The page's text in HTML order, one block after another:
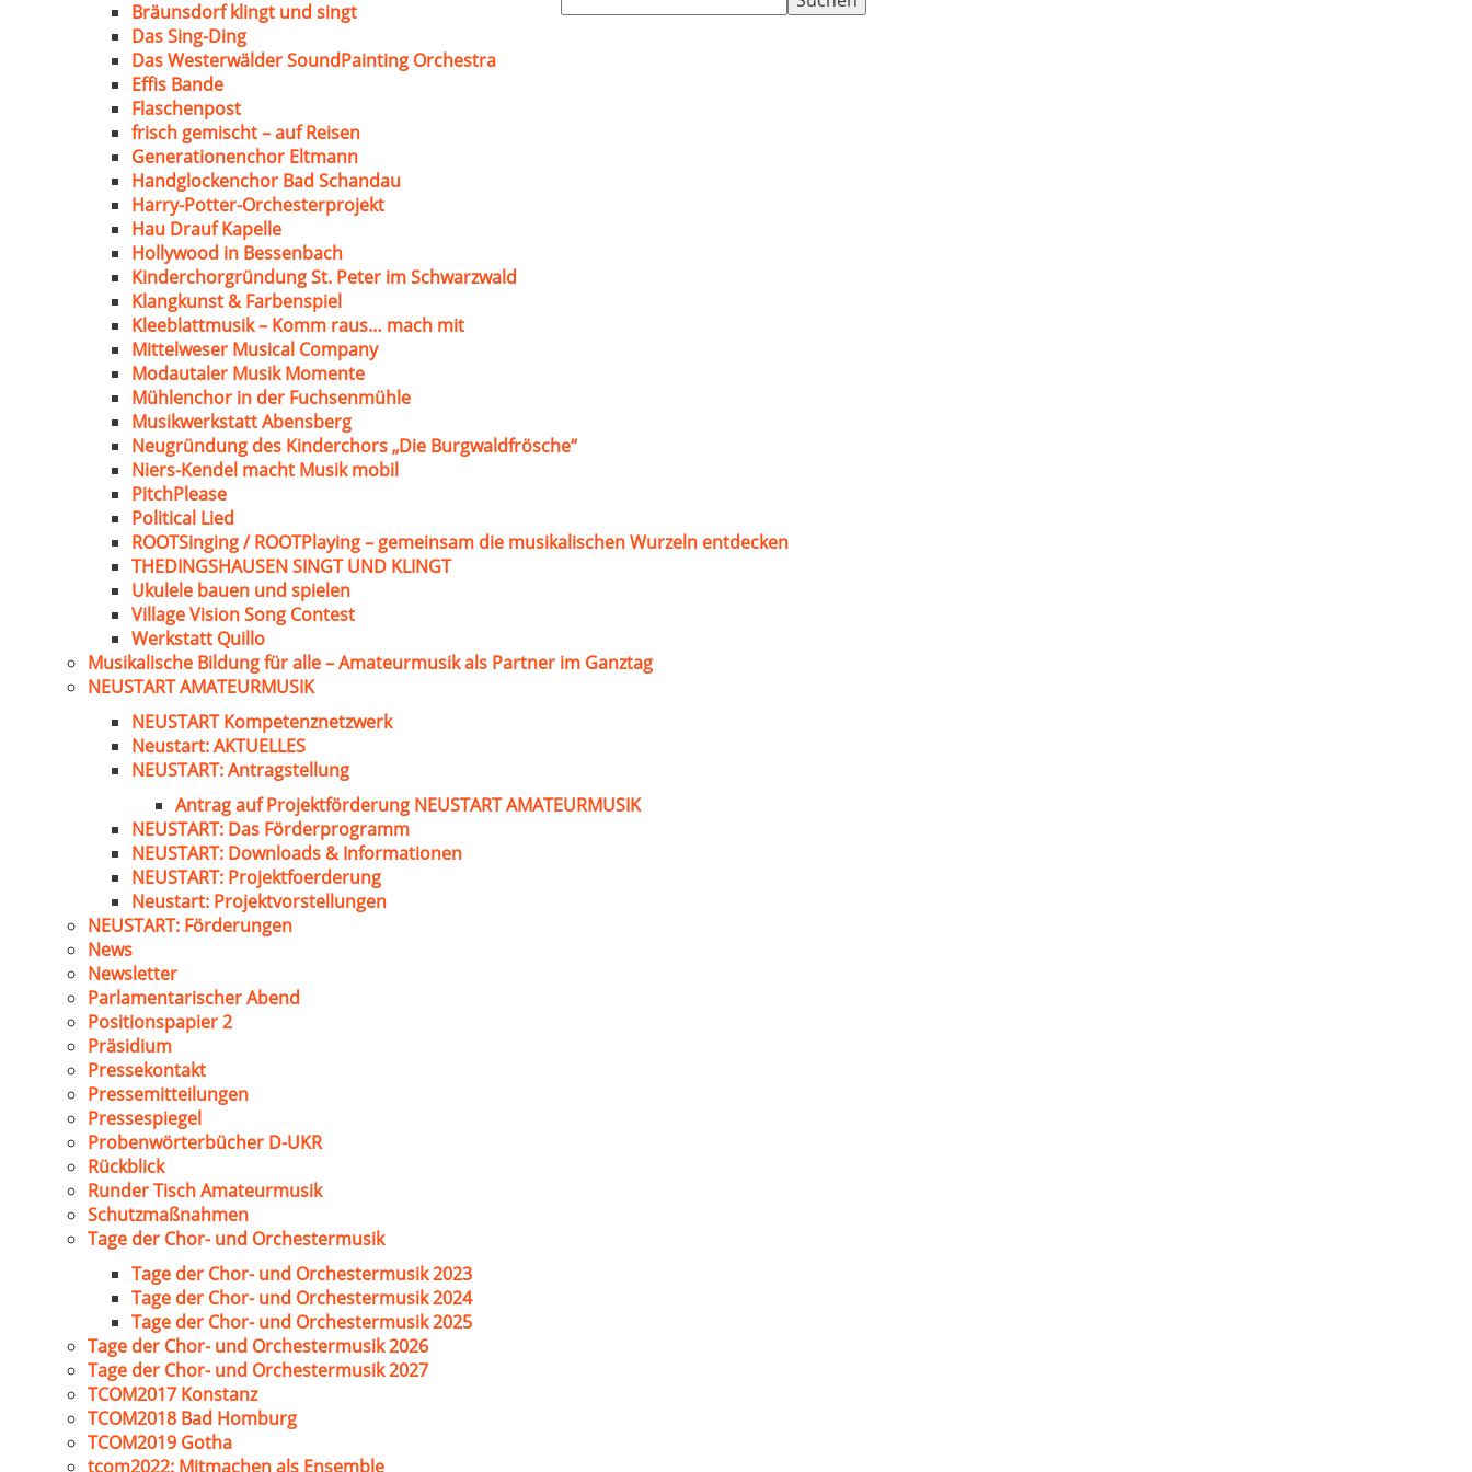
nach:
Bräunsdorf klingt und singt
Das Sing-Ding
Das Westerwälder SoundPainting Orchestra
Effis Bande
Flaschenpost
frisch gemischt – auf Reisen
Generationenchor Eltmann
Handglockenchor Bad Schandau
Harry-Potter-Orchesterprojekt
Hau Drauf Kapelle
Hollywood in Bessenbach
Kinderchorgründung St. Peter im Schwarzwald
Klangkunst & Farbenspiel
Kleeblattmusik – Komm raus… mach mit
Mittelweser Musical Company
Modautaler Musik Momente
Mühlenchor in der Fuchsenmühle
Musikwerkstatt Abensberg
Neugründung des Kinderchors „Die Burgwaldfrösche“
Niers-Kendel macht Musik mobil
PitchPlease
Political Lied
ROOTSinging / ROOTPlaying – gemeinsam die musikalischen Wurzeln entdecken
THEDINGSHAUSEN SINGT UND KLINGT
Ukulele bauen und spielen
Village Vision Song Contest
Werkstatt Quillo
Musikalische Bildung für alle – Amateurmusik als Partner im Ganztag
NEUSTART AMATEURMUSIK
NEUSTART Kompetenznetzwerk
Neustart: AKTUELLES
NEUSTART: Antragstellung
Antrag auf Projektförderung NEUSTART AMATEURMUSIK
NEUSTART: Das Förderprogramm
NEUSTART: Downloads & Informationen
NEUSTART: Projektfoerderung
Neustart: Projektvorstellungen
NEUSTART: Förderungen
News
Newsletter
Parlamentarischer Abend
Positionspapier 2
Präsidium
Pressekontakt
Pressemitteilungen
Pressespiegel
Probenwörterbücher D-UKR
Rückblick
Runder Tisch Amateurmusik
Schutzmaßnahmen
Tage der Chor- und Orchestermusik
Tage der Chor- und Orchestermusik 2023
Tage der Chor- und Orchestermusik 2024
Tage der Chor- und Orchestermusik 2025
Tage der Chor- und Orchestermusik 2026
Tage der Chor- und Orchestermusik 2027
TCOM2017 Konstanz
TCOM2018 Bad Homburg
TCOM2019 Gotha
tcom2022: Mitmachen als Ensemble